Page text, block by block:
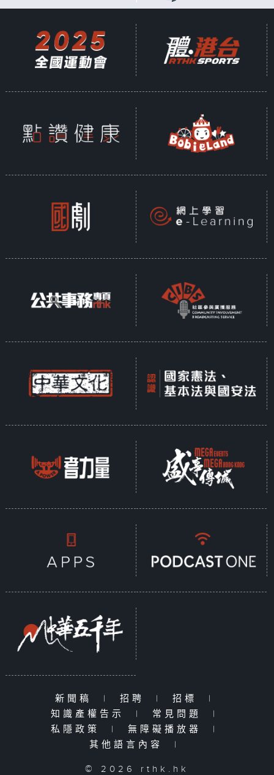
新聞稿 | 招聘 | 招標
|
知識產權告示
| 常見問題
|
私隱政策
| 無障礙播放器
|
其他語言內容
|
© 2026 rthk.hk